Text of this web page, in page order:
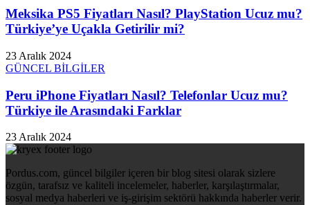
Meksika PS5 Fiyatları Nasıl? PlayStation Ucuz mu?
Türkiye’ye Uçakla Getirilir mi?
23 Aralık 2024
GÜNCEL BİLGİLER
Peru iPhone Fiyatları Nasıl? Telefonlar Ucuz mu?
Türkiye ile Arasındaki Farklar
23 Aralık 2024
Pordus.com, güncel bilgiler içeren bir blog sitesi olarak sizlere
özgün, tarafsız ve kaliteli incelemeler, haberler, karşılaştırmalar,
sosyal medya haberleri ve iş-girişim sektörü hakkında haberler verir.